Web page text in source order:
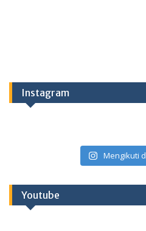
Instagram
Mengikuti
Youtube